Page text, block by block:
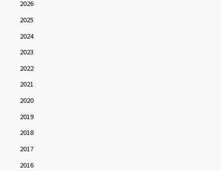
2026
2025
2024
2023
2022
2021
2020
2019
2018
2017
2016